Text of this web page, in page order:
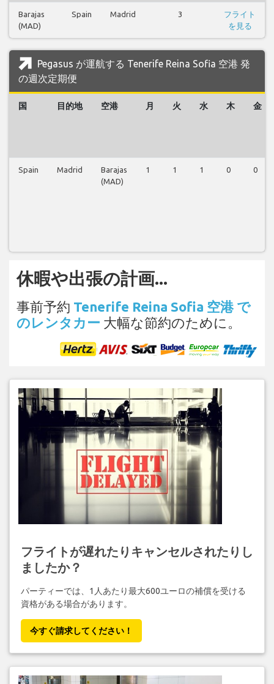
Barajas
(MAD)
Spain Madrid 3
フライト
を見る
Pegasus が運航する Tenerife Reina Sofia 空港 発
の週次定期便
国 目的地 空港 月 火 水 木 金
Spain Madrid
Barajas
(MAD)
1 1 1 0 0
休暇や出張の計画...
事前予約 Tenerife Reina Sofia 空港 で
のレンタカー 大幅な節約のために。
フライトが遅れたりキャンセルされたりし
ましたか？
パーティーでは、1人あたり最大600ユーロの補償を受ける
資格がある場合があります。
今すぐ請求してください！